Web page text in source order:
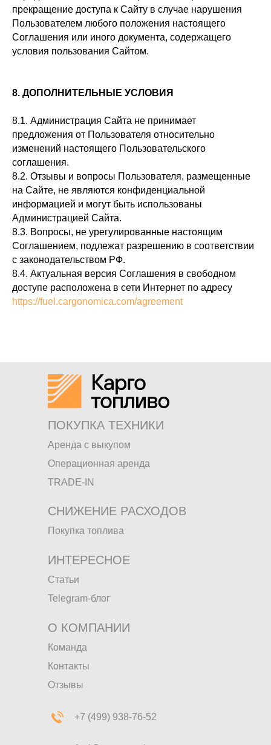
прекращение доступа к Сайту в случае нарушения
Пользователем любого положения настоящего
Соглашения или иного документа, содержащего
условия пользования Сайтом.
8. ДОПОЛНИТЕЛЬНЫЕ УСЛОВИЯ
8.1. Администрация Сайта не принимает
предложения от Пользователя относительно
изменений настоящего Пользовательского
соглашения.
8.2. Отзывы и вопросы Пользователя, размещенные
на Сайте, не являются конфиденциальной
информацией и могут быть использованы
Администрацией Сайта.
8.3. Вопросы, не урегулированные настоящим
Соглашением, подлежат разрешению в соответствии
с законодательством РФ.
8.4. Актуальная версия Соглашения в свободном
доступе расположена в сети Интернет по адресу
https://fuel.cargonomica.com/agreement
TRADE-IN
Операционная аренда
Аренда с выкупом
ПОКУПКА ТЕХНИКИ
Покупка топлива
СНИЖЕНИЕ РАСХОДОВ
Telegram-блог
Статьи
ИНТЕРЕСНОЕ
О КОМПАНИИ
Команда
Контакты
Отзывы
+7 (499) 938-76-52